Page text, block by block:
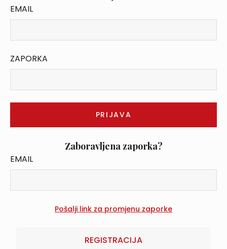
EMAIL
ZAPORKA
Zaboravljena zaporka?
EMAIL
REGISTRACIJA